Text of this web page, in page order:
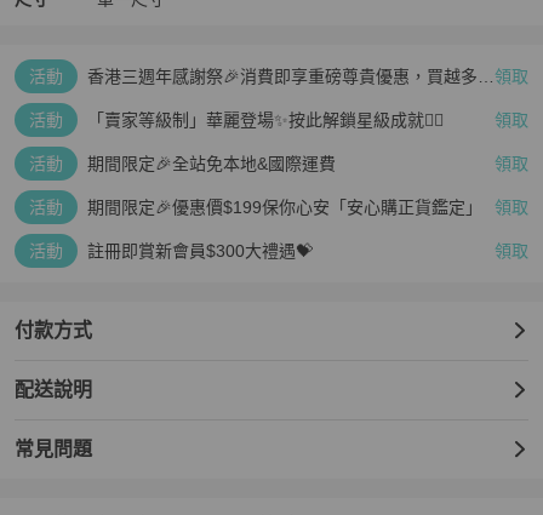
活動
香港三週年感謝祭🎉消費即享重磅尊貴優惠，買越多、 領取
活動 「賣家等級制」華麗登場✨按此解鎖星級成就👆🏻 領取
活動 期間限定🎉全站免本地&國際運費 領取
活動 期間限定🎉優惠價$199保你心安「安心購正貨鑑定」 領取
活動 註冊即賞新會員$300大禮遇💝 領取
付款方式
配送說明
常見問題